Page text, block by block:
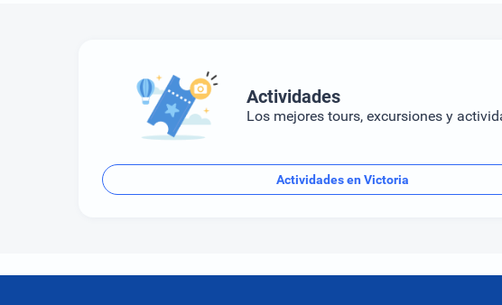
Actividades
Los mejores tours, excursiones y
Actividades en Victoria